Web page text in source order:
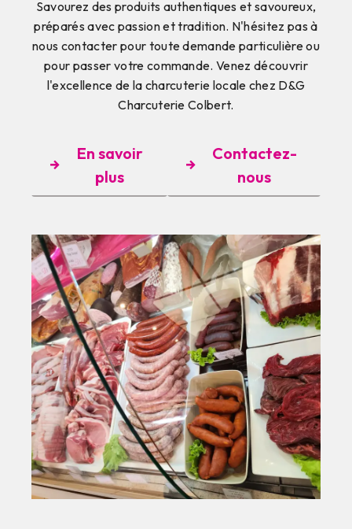
Savourez des produits authentiques et savoureux,
préparés avec passion et tradition. N'hésitez pas à
nous contacter pour toute demande particulière ou
pour passer votre commande. Venez découvrir
l'excellence de la charcuterie locale chez D&G
Charcuterie Colbert.
En savoir
plus
Contactez-
nous